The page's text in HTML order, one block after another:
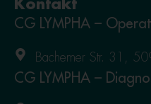
Kontakt
CG LYMPHA –
Bachemer Str. 31,
CG LYMPHA –